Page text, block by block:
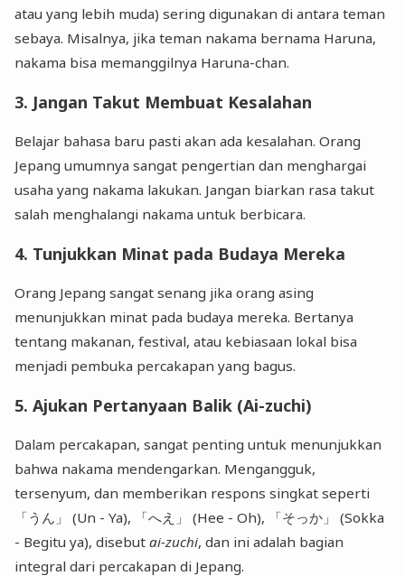
atau yang lebih muda) sering digunakan di antara teman
sebaya. Misalnya, jika teman nakama bernama Haruna,
nakama bisa memanggilnya Haruna-chan.
3. Jangan Takut Membuat Kesalahan
Belajar bahasa baru pasti akan ada kesalahan. Orang
Jepang umumnya sangat pengertian dan menghargai
usaha yang nakama lakukan. Jangan biarkan rasa takut
salah menghalangi nakama untuk berbicara.
4. Tunjukkan Minat pada Budaya Mereka
Orang Jepang sangat senang jika orang asing
menunjukkan minat pada budaya mereka. Bertanya
tentang makanan, festival, atau kebiasaan lokal bisa
menjadi pembuka percakapan yang bagus.
5. Ajukan Pertanyaan Balik (Ai-zuchi)
Dalam percakapan, sangat penting untuk menunjukkan
bahwa nakama mendengarkan. Mengangguk,
tersenyum, dan memberikan respons singkat seperti
「うん」 (Un - Ya), 「へえ」 (Hee - Oh), 「そっか」 (Sokka
- Begitu ya), disebutai-zuchi, dan ini adalah bagian
integral dari percakapan di Jepang.